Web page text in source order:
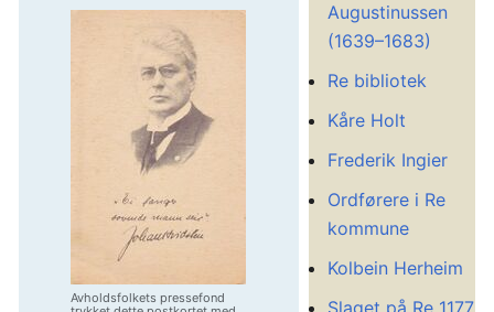
Avholdsfolkets pressefond
Augustinussen
(1639–1683)
Re bibliotek
Kåre Holt
Frederik Ingier
Ordførere i Re
kommune
Kolbein Herheim
Slaget på Re 1177